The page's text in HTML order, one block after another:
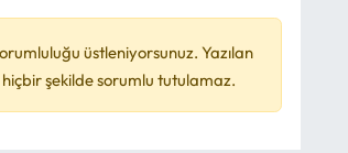
üstleniyorsunuz. Yazılan
şekilde sorumlu tutulamaz.